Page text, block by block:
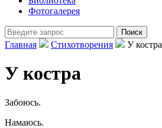
Фотогалерея
Главная Стихотворения У костра
У костра
Забоюсь.
Намаюсь.